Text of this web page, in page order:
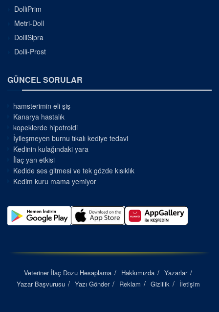
DolliPrim
Metri-Doll
DolliSipra
Dolli-Prost
GÜNCEL SORULAR
hamsterimin eli şiş
Kanarya hastalık
kopeklerde hipotroidi
İyileşmeyen burnu tıkalı kediye tedavi
Kedinin kulağındaki yara
İlaç yan etkisi
Kedide ses gitmesi ve tek gözde kısıklık
Kedim kuru mama yemiyor
Veteriner İlaç Dozu Hesaplama Hakkımızda
Yazarlar
Yazar Başvurusu
Yazı Gönder Reklam Gizlilik İletişim